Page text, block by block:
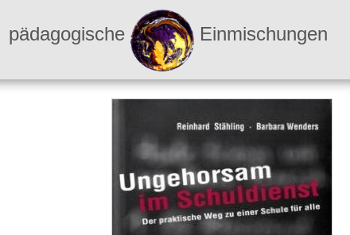
pädagogische Einmischungen